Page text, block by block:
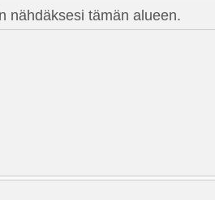
nähdäksesi tämän alueen.